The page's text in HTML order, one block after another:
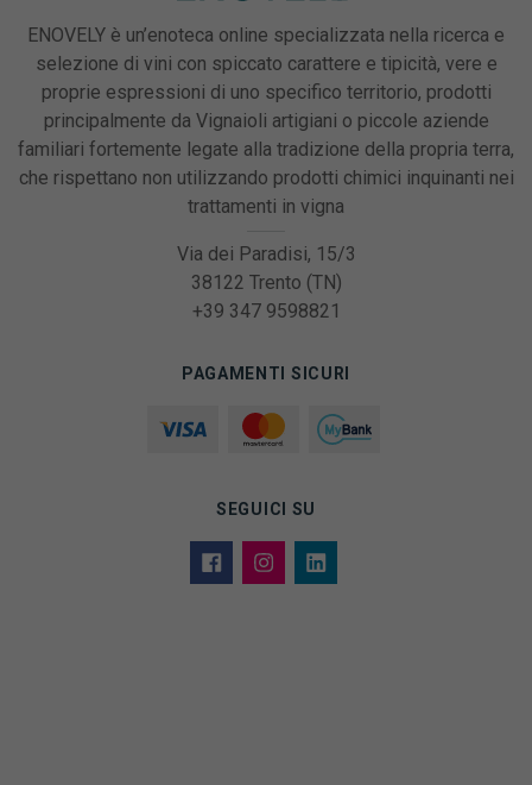
ENOVELY è un’enoteca online specializzata nella ricerca e
selezione di vini con spiccato carattere e tipicità, vere e
proprie espressioni di uno specifico territorio, prodotti
principalmente da Vignaioli artigiani o piccole aziende
familiari fortemente legate alla tradizione della propria terra,
che rispettano non utilizzando prodotti chimici inquinanti nei
trattamenti in vigna
Via dei Paradisi, 15/3
38122 Trento (TN)
+39 347 9598821
PAGAMENTI SICURI
SEGUICI SU